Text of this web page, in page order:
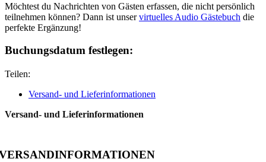
Möchtest du Nachrichten von Gästen erfassen, die nicht persönlich
teilnehmen können? Dann ist unservirtuelles Audio Gästebuch die
perfekte Ergänzung!
Buchungsdatum festlegen:
Teilen:
Versand- und Lieferinformationen
Versand- und Lieferinformationen